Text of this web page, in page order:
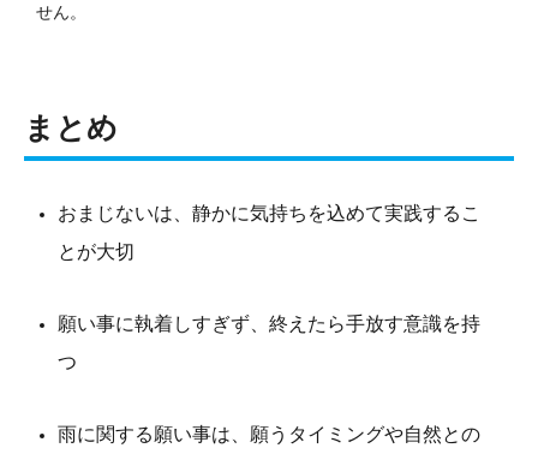
せん。
まとめ
おまじないは、静かに気持ちを込めて実践するこ
とが大切
願い事に執着しすぎず、終えたら手放す意識を持
つ
雨に関する願い事は、願うタイミングや自然との